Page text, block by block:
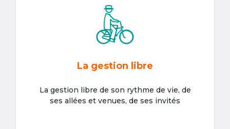
La gestion libre
La gestion libre de son rythme de vie, de
ses allées et venues, de ses invités